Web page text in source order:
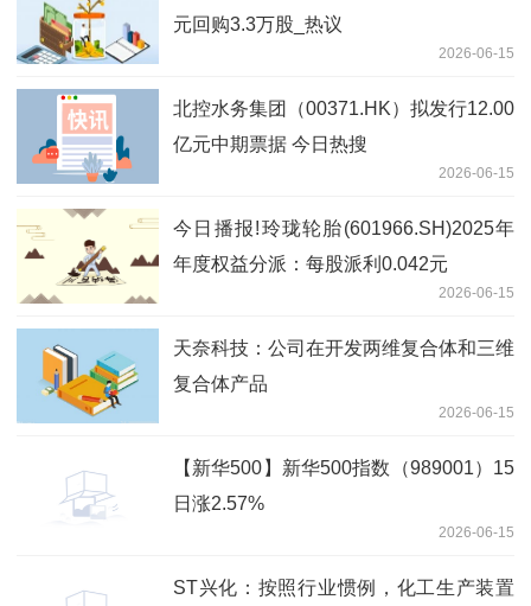
元回购3.3万股_热议
2026-06-15
北控水务集团（00371.HK）拟发行12.00
亿元中期票据 今日热搜
2026-06-15
今日播报!玲珑轮胎(601966.SH)2025年
年度权益分派：每股派利0.042元
2026-06-15
天奈科技：公司在开发两维复合体和三维
复合体产品
2026-06-15
【新华500】新华500指数（989001）15
日涨2.57%
2026-06-15
ST兴化：按照行业惯例，化工生产装置